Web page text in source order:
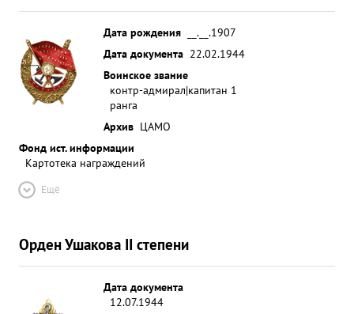
Дата рождения
__.__.1907
Дата документа 22.02.1944
Воинское звание
контр-адмирал|капитан 1
ранга
Архив ЦАМО
Фонд ист. информации
Картотека награждений
Ещё
Орден Ушакова II степени
Дата документа
12.07.1944